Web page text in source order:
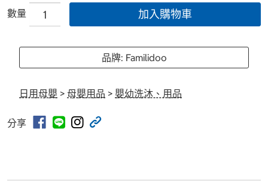
數量 加入購物車
品牌: Familidoo
日用母嬰 > 母嬰用品 > 嬰幼洗沐、用品
分享